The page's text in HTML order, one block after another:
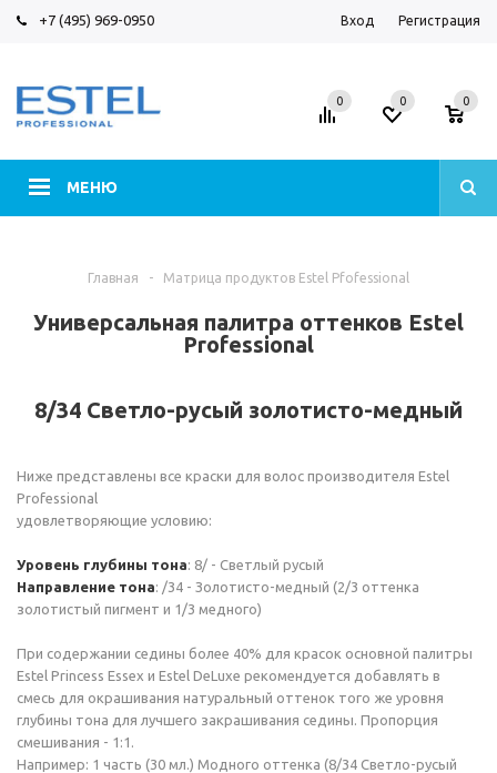
+7 (495) 969-0950 Вход Регистрация
МЕНЮ
0 0 0
Главная - Матрица продуктов Estel Pfofessional
Универсальная палитра оттенков Estel
Professional
8/34 Светло-русый золотисто-медный
Ниже представлены все краски для волос производителя Estel
Professional
удовлетворяющие условию:
Уровень глубины тона: 8/ - Светлый русый
Направление тона: /34 - Золотисто-медный (2/3 оттенка
золотистый пигмент и 1/3 медного)
При содержании седины более 40% для красок основной палитры
Estel Princess Essex и Estel DeLuxe рекомендуется добавлять в
смесь для окрашивания натуральный оттенок того же уровня
глубины тона для лучшего закрашивания седины. Пропорция
смешивания - 1:1.
Например: 1 часть (30 мл.) Модного оттенка (8/34 Светло-русый